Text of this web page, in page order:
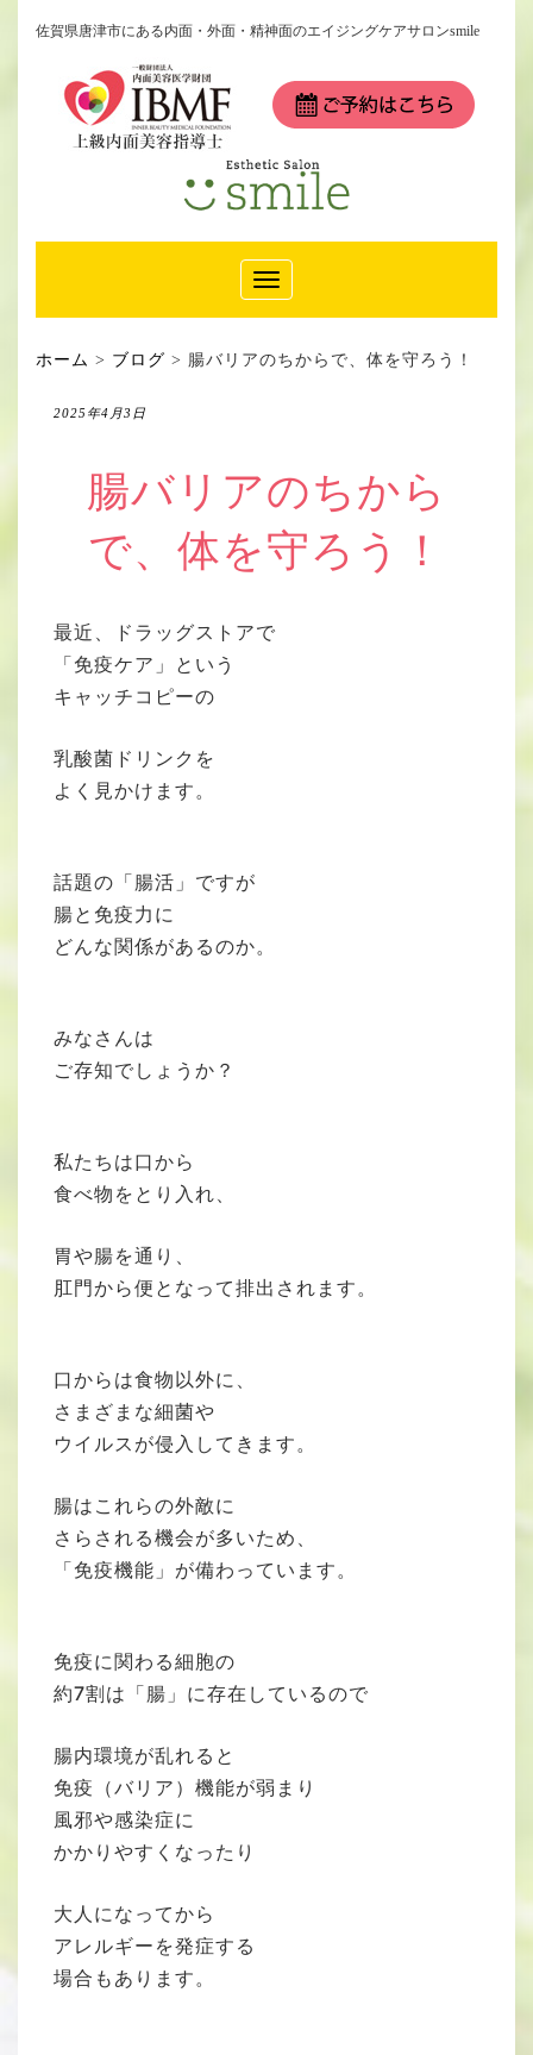
佐賀県唐津市にある内面・外面・精神面のエイジングケアサロンsmile
Toggle
Navigation
ホーム > ブログ > 腸バリアのちからで、体を守ろう！
2025年4月3日
腸バリアのちから
で、体を守ろう！
最近、ドラッグストアで
「免疫ケア」という
キャッチコピーの
乳酸菌ドリンクを
よく見かけます。
話題の「腸活」ですが
腸と免疫力に
どんな関係があるのか。
みなさんは
ご存知でしょうか？
私たちは口から
食べ物をとり入れ、
胃や腸を通り、
肛門から便となって排出されます。
口からは食物以外に、
さまざまな細菌や
ウイルスが侵入してきます。
腸はこれらの外敵に
さらされる機会が多いため、
「免疫機能」が備わっています。
免疫に関わる細胞の
約7割は「腸」に存在しているので
腸内環境が乱れると
免疫（バリア）機能が弱まり
風邪や感染症に
かかりやすくなったり
大人になってから
アレルギーを発症する
場合もあります。